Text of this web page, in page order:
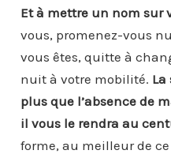
Et à mettre un nom sur
vous, promenez-vous
vous êtes, quitte à
nuit à votre mobilité. La
plus que l’absence de
il vous le rendra au
forme, au meilleur de